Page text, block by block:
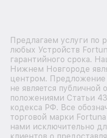
Предлагаем услуги по
любых Устройств
гарантийного срока.
Нижнем Новгороде
центром.
не является
положениями Статьи
кодекса РФ. Все
торговой марки
нами исключительно